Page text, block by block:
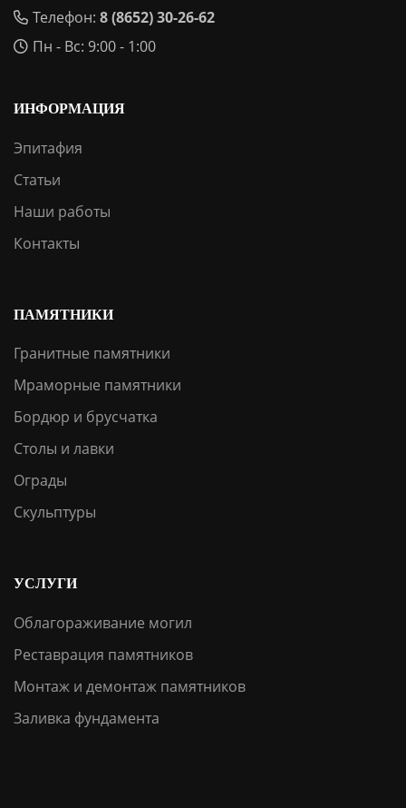
Телефон: 8 (8652) 30-26-62
Пн - Вс: 9:00 - 1:00
ИНФОРМАЦИЯ
Эпитафия
Статьи
Наши работы
Контакты
ПАМЯТНИКИ
Гранитные памятники
Мраморные памятники
Бордюр и брусчатка
Столы и лавки
Ограды
Скульптуры
УСЛУГИ
Облагораживание могил
Реставрация памятников
Монтаж и демонтаж памятников
Заливка фундамента